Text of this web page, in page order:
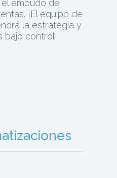
embudo de
¡El equipo de
la estrategia y
bajo control!